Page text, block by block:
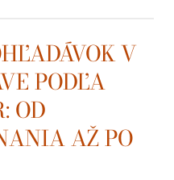
V
PODĽA
OD
AŽ PO